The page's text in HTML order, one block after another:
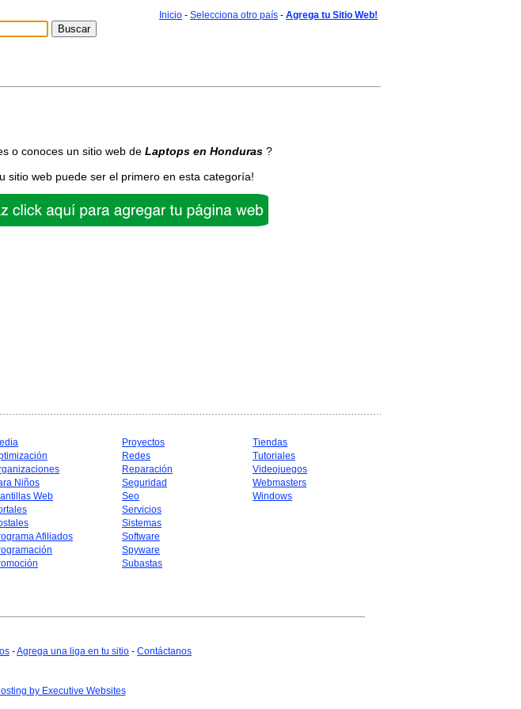
Inicio - Selecciona otro país - Agrega tu Sitio Web!
o conoces un sitio web de Laptops en Honduras?
sitio web puede ser el primero en esta categoría!
Niños
Web
Afiliados
Proyectos
Redes
Reparación
Seguridad
Seo
Servicios
Sistemas
Software
Spyware
Subastas
Tiendas
Tutoriales
Videojuegos
Webmasters
Windows
-Agrega una liga en tu sitio - Contáctanos
by Executive Websites